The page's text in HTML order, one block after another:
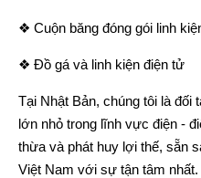
❖ Cuộn băng đóng gói linh
❖ Đồ gá và linh kiện điện tử
Tại Nhật Bản, chúng tôi là
lớn nhỏ trong lĩnh vực điện -
thừa và phát huy lợi thế, sẵn
Việt Nam với sự tận tâm nhất.